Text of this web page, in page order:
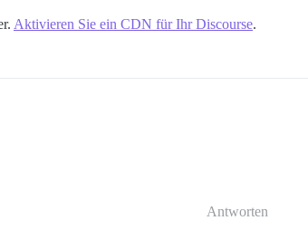
Aktivieren Sie ein CDN für Ihr Discourse.
Antworten